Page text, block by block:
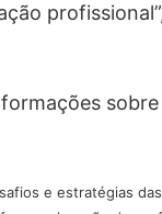
e estratégias